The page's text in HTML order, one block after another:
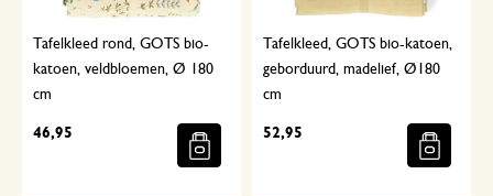
Tafelkleed rond, GOTS bio-
katoen, veldbloemen, Ø 180
cm
46,95
Tafelkleed, GOTS bio-katoen,
geborduurd, madelief, Ø180
cm
52,95